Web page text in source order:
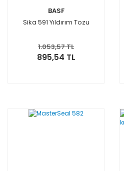
BASF
Sika 591 Yıldırım Tozu
1.053,57 TL
895,54 TL